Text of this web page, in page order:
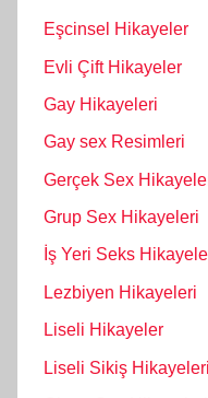
Eşcinsel Hikayeler
Evli Çift Hikayeler
Gay Hikayeleri
Gay sex Resimleri
Gerçek Sex
Grup Sex Hikayeleri
İş Yeri Seks
Lezbiyen Hikayeleri
Liseli Hikayeler
Liseli Sikiş Hikayeleri